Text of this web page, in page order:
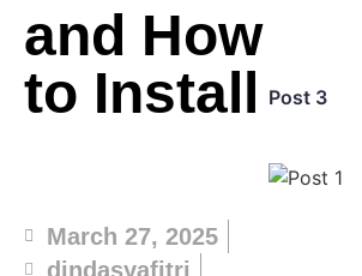
and How
to Install
March 27, 2025
dindasyafitri
Post 3